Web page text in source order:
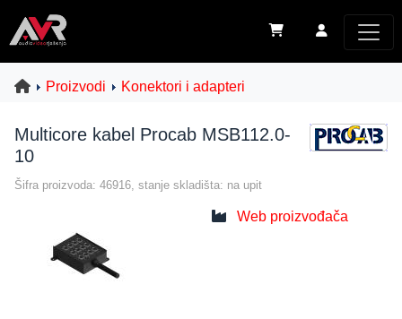
Proizvodi Konektori i adapteri
Multicore kabel Procab MSB112.0-
10
Šifra proizvoda: 46916, stanje skladišta: na upit
Web proizvođača